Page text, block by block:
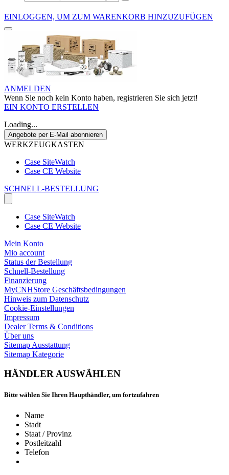
EINLOGGEN, UM ZUM WARENKORB HINZUZUFÜGEN
ANMELDEN
Wenn Sie noch kein Konto haben, registrieren Sie sich jetzt!
EIN KONTO ERSTELLEN
Loading...
Angebote per E-Mail abonnieren
WERKZEUGKASTEN
Case SiteWatch
Case CE Website
SCHNELL-BESTELLUNG
Case SiteWatch
Case CE Website
Mein Konto
Mio account
Status der Bestellung
Schnell-Bestellung
Finanzierung
MyCNHStore Geschäftsbedingungen
Hinweis zum Datenschutz
Cookie-Einstellungen
Impressum
Dealer Terms & Conditions
Über uns
Sitemap Ausstattung
Sitemap Kategorie
HÄNDLER AUSWÄHLEN
Bitte wählen Sie Ihren Haupthändler, um fortzufahren
Name
Stadt
Staat / Provinz
Postleitzahl
Telefon